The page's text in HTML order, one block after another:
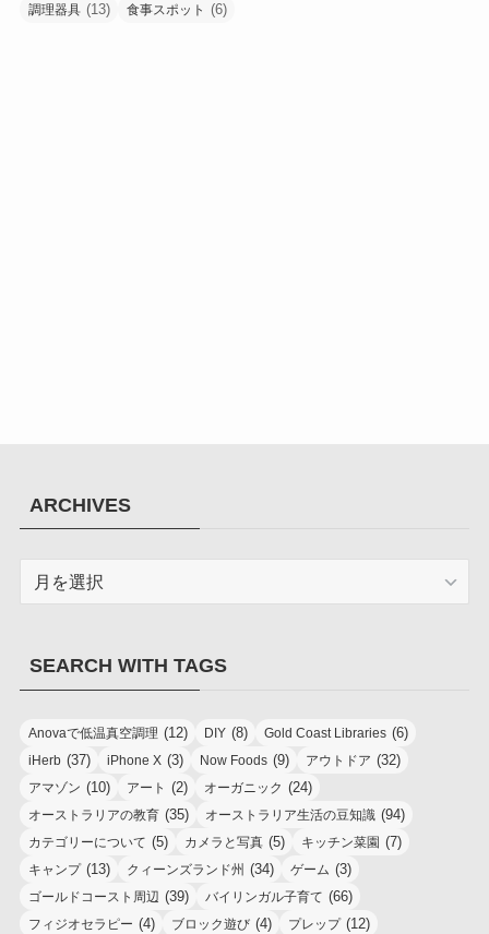
調理器具 (13) 食事スポット (6)
ARCHIVES
ARCHIVES
SEARCH WITH TAGS
Anovaで低温真空調理 (12) DIY (8) Gold Coast Libraries (6)
iHerb (37) iPhone X (3) Now Foods (9) アウトドア (32)
アマゾン (10) アート (2) オーガニック (24)
オーストラリアの教育 (35) オーストラリア生活の豆知識 (94)
カテゴリーについて (5) カメラと写真 (5) キッチン菜園 (7)
キャンプ(13) クィーンズランド州 (34) ゲーム (3)
ゴールドコースト周辺 (39) バイリンガル子育て (66)
フィジオセラピー (4) ブロック遊び (4) プレップ(12)